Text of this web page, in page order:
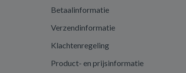
Betaalinformatie
Verzendinformatie
Klachtenregeling
Product- en prijsinformatie